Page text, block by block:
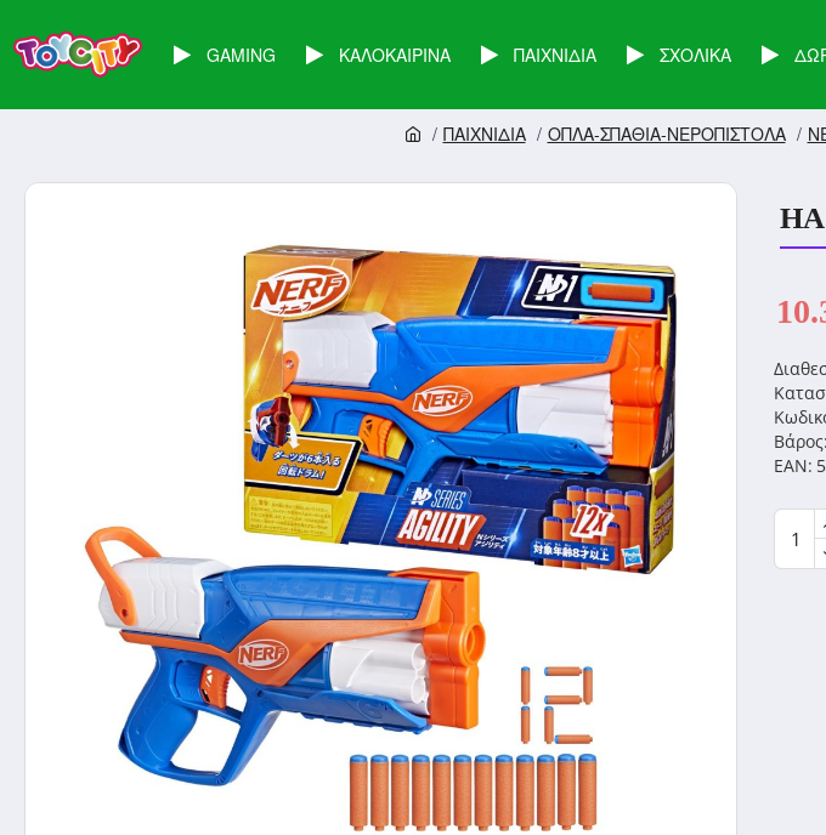
GAMING ΚΑΛΟΚΑΙΡΙΝΑ ΠΑΙΧΝΙΔΙΑ ΣΧΟΛΙΚΑ
ΠΑΙΧΝΙΔΙΑ ΟΠΛΑ-ΣΠΑΘΙΑ-ΝΕΡΟΠΙΣΤΟΛΑ
Βάρος:
EAN: